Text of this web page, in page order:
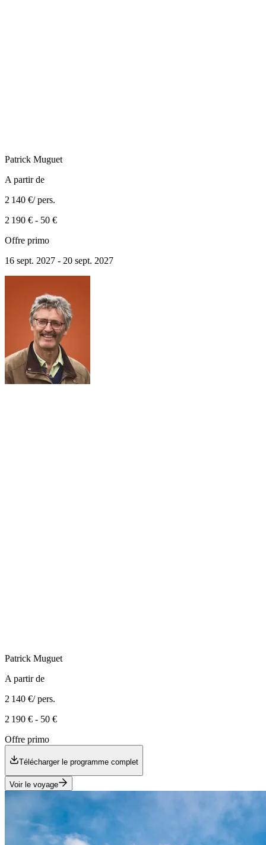
Patrick Muguet
A partir de
2 140 €/ pers.
2 190 € - 50 €
Offre primo
16 sept. 2027 - 20 sept. 2027
Patrick Muguet
A partir de
2 140 €/ pers.
2 190 € - 50 €
Offre primo
Télécharger le programme complet
Voir le voyage